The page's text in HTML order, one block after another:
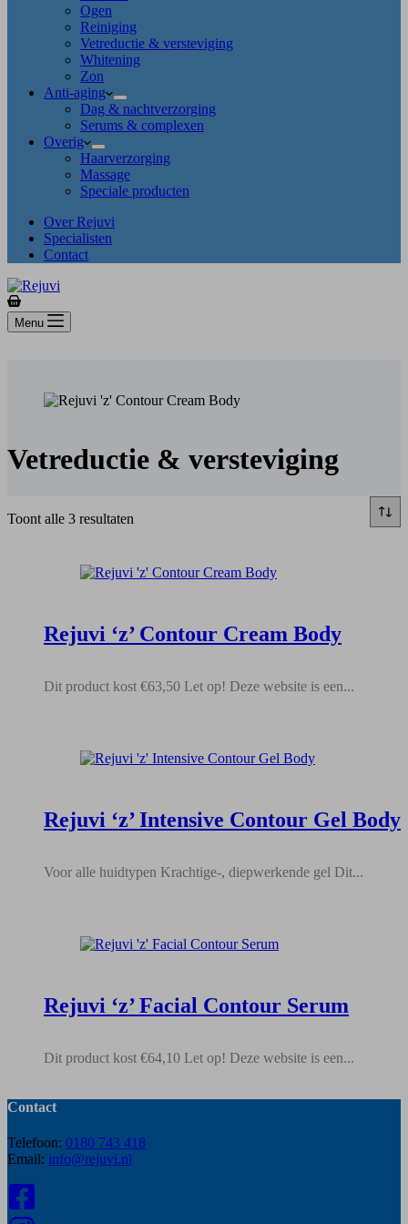
Ogen
Reiniging
Vetreductie & versteviging
Whitening
Zon
Anti-aging
Dag & nachtverzorging
Serums & complexen
Overig
Haarverzorging
Massage
Speciale producten
Over Rejuvi
Specialisten
Contact
Winkelwagen
Menu
Vetreductie & versteviging
Toont alle 3 resultaten
Rejuvi ‘z’ Contour Cream Body
Dit product kost €63,50 Let op! Deze website is een...
Rejuvi ‘z’ Intensive Contour Gel Body
Voor alle huidtypen Krachtige-, diepwerkende gel Dit...
Rejuvi ‘z’ Facial Contour Serum
Dit product kost €64,10 Let op! Deze website is een...
Contact
Telefoon: 0180 743 418
Email: info@rejuvi.nl